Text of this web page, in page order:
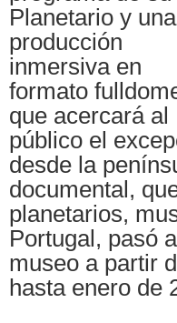
Planetario y una
producción
inmersiva en
formato
que acercará al
público el
desde la
documental,
planetarios,
Portugal, pasó
museo a partir
hasta enero de